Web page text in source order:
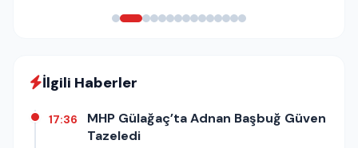
İlgili Haberler
17:36
MHP Gülağaç’ta Adnan Başbuğ Güven
Tazeledi